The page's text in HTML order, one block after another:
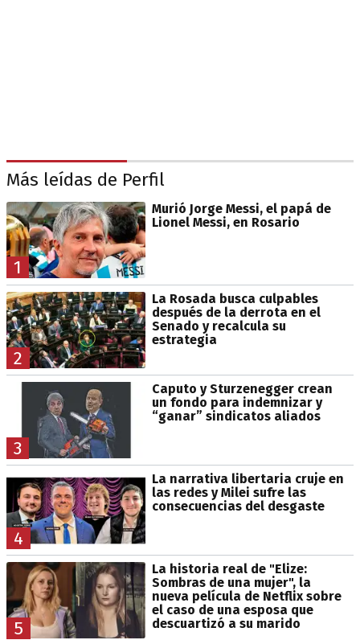
Más leídas de Perfil
1
Murió Jorge Messi, el papá de
Lionel Messi, en Rosario
2
La Rosada busca culpables
después de la derrota en el
Senado y recalcula su
estrategia
3
Caputo y Sturzenegger crean
un fondo para indemnizar y
“ganar” sindicatos aliados
4
La narrativa libertaria cruje en
las redes y Milei sufre las
consecuencias del desgaste
5
La historia real de "Elize:
Sombras de una mujer", la
nueva película de Netflix sobre
el caso de una esposa que
descuartizó a su marido